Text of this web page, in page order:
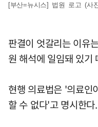
[부산=뉴시스] 법원 로고 (사
판결이 엇갈리는 이유
원 해석에 일임돼 있기
현행 의료법은 '의료인
할 수 없다'고 명시한다.